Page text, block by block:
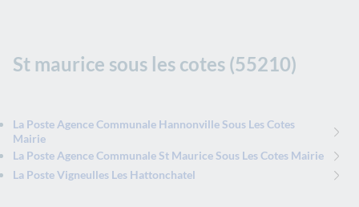
St maurice sous les cotes (55210)
La Poste Agence Communale Hannonville Sous Les Cotes
Mairie
La Poste Agence Communale St Maurice Sous Les Cotes Mairie
La Poste Vigneulles Les Hattonchatel